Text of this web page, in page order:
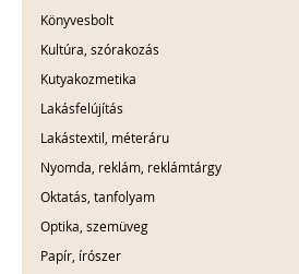
Könyvesbolt
Kultúra, szórakozás
Kutyakozmetika
Lakásfelújítás
Lakástextil, méteráru
Nyomda, reklám, reklámtárgy
Oktatás, tanfolyam
Optika, szemüveg
Papír, írószer